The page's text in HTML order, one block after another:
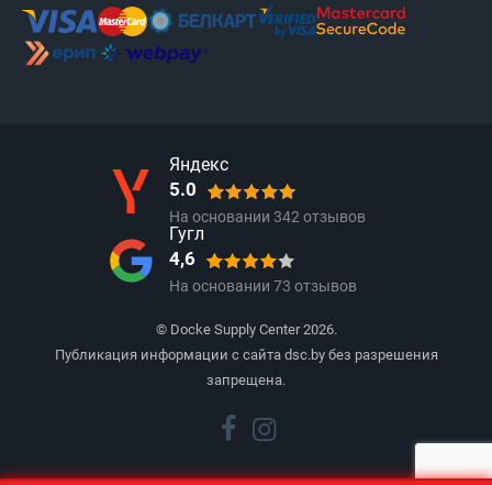
Яндекс
5.0
На основании 342отзывов
Гугл
4,6
На основании 73 отзывов
© Docke Supply Center 2026.
Публикация информации с сайта dsc.by без разрешения
запрещена.